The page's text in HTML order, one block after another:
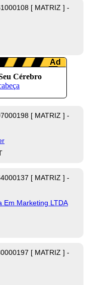
[ MATRIZ ] -
[ MATRIZ ] -
[ MATRIZ ] -
Em Marketing LTDA
[ MATRIZ ] -